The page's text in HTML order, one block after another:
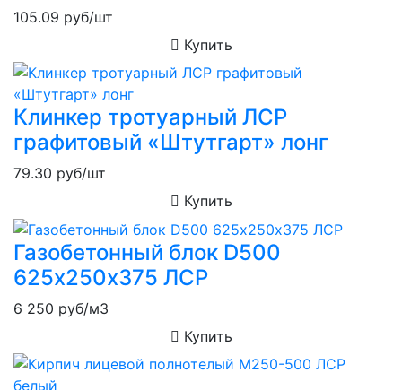
105.09 руб/шт
Купить
Клинкер тротуарный ЛСР
графитовый «Штутгарт» лонг
79.30 руб/шт
Купить
Газобетонный блок D500
625х250х375 ЛСР
6 250 руб/м3
Купить